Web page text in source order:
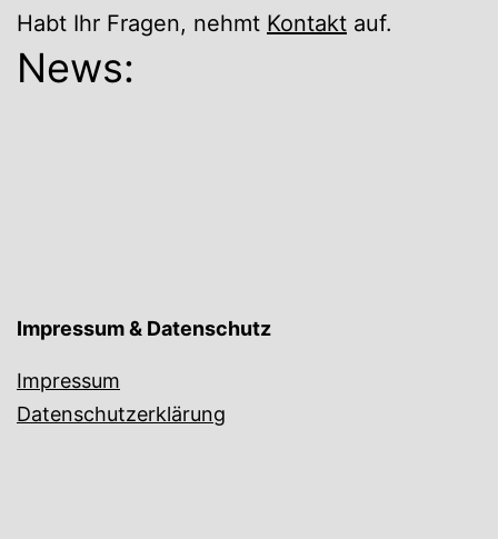
Habt Ihr Fragen, nehmt Kontakt auf.
News:
Impressum & Datenschutz
Impressum
Datenschutzerklärung